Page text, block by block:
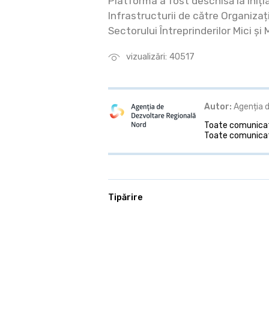
vizualizări: 40517
Infrastructurii de către
Sectorului Întreprinderilor Mici și
Autor: Agenția
Toate
Toate
Tipărire